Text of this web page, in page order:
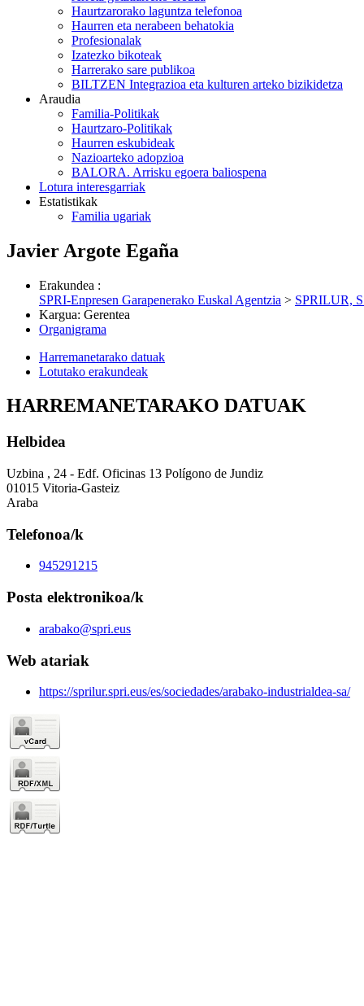
Haurtzarorako laguntza telefonoa
Haurren eta nerabeen behatokia
Profesionalak
Izatezko bikoteak
Harrerako sare publikoa
BILTZEN Integrazioa eta kulturen arteko bizikidetza
Araudia
Familia-Politikak
Haurtzaro-Politikak
Haurren eskubideak
Nazioarteko adopzioa
BALORA. Arrisku egoera baliospena
Lotura interesgarriak
Estatistikak
Familia ugariak
Javier Argote Egaña
Erakundea :
SPRI-Enpresen Garapenerako Euskal Agentzia > SPRILUR,
Kargua: Gerentea
Organigrama
Harremanetarako datuak
Lotutako erakundeak
HARREMANETARAKO DATUAK
Helbidea
Uzbina , 24 - Edf. Oficinas 13 Polígono de Jundiz
01015 Vitoria-Gasteiz
Araba
Telefonoa/k
945291215
Posta elektronikoa/k
arabako@spri.eus
Web atariak
https://sprilur.spri.eus/es/sociedades/arabako-industrialdea-sa/